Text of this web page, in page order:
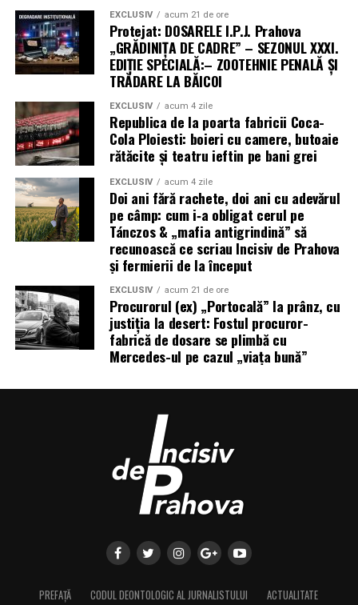
EXCLUSIV acum 21 de ore
Protejat: DOSARELE I.P.J. Prahova
„GRĂDINIȚA DE CADRE” – SEZONUL XXXI.
EDIȚIE SPECIALĂ:– ZOOTEHNIE PENALĂ ȘI
TRĂDARE LA BĂICOI
EXCLUSIV acum 4 zile
Republica de la poarta fabricii Coca-
Cola Ploiesti: boieri cu camere, butoaie
rătăcite și teatru ieftin pe bani grei
EXCLUSIV acum 4 zile
Doi ani fără rachete, doi ani cu adevărul
pe câmp: cum i‑a obligat cerul pe
Tánczos & „mafia antigrindină” să
recunoască ce scriau Incisiv de Prahova
și fermierii de la început
EXCLUSIV acum 21 de ore
Procurorul (ex) „Portocală” la prânz, cu
justiția la desert: Fostul procuror-
fabrică de dosare se plimbă cu
Mercedes-ul pe cazul „viața bună”
PREFAȚĂ CODUL DEONTOLOGIC AL JURNALISTULUI ACTUALITATE